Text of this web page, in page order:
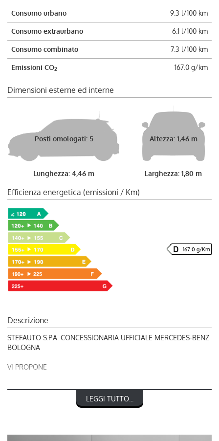
Consumo urbano 9.3 l/100 km
Consumo extraurbano 6.1 l/100 km
Consumo combinato 7.3 l/100 km
Emissioni CO2 167.0 g/km
Dimensioni esterne ed interne
Posti omologati: 5
Lunghezza: 4,46 m
Altezza: 1,46 m
Larghezza: 1,80 m
Efficienza energetica (emissioni / Km)
167.0 g/Km
Descrizione
STEFAUTO S.P.A. CONCESSIONARIA UFFICIALE MERCEDES-BENZ
BOLOGNA
VI PROPONE
MERCEDES-BENZ CLASSE A 35 4Matic
nel prezzo è escluso il passaggio di proprietà
LEGGI TUTTO...